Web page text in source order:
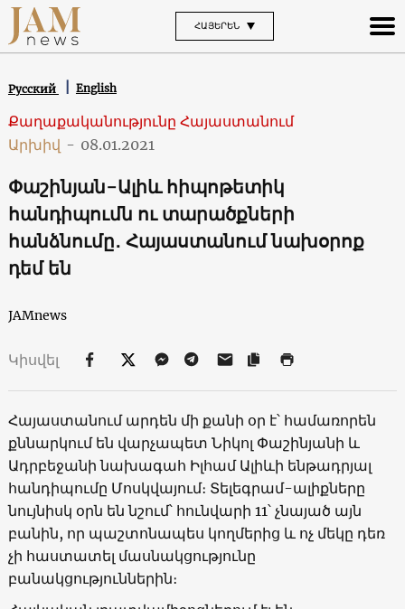
ՀԱՅԵՐԵՆ
Русский English
Քաղաքականությունը Հայաստանում
Արխիվ - 08.01.2021
Փաշինյան-Ալիև հիպոթետիկ
հանդիպումն ու տարածքների
հանձնումը․ Հայաստանում նախօրոք
դեմ են
JAMnews
Կիսվել
Հայաստանում արդեն մի քանի օր է՝ համառորեն
քննարկում են վարչապետ Նիկոլ Փաշինյանի և
Ադրբեջանի նախագահ Իլհամ Ալիևի ենթադրյալ
հանդիպումը Մոսկվայում։ Տելեգրամ-ալիքները
նույնիսկ օրն են նշում՝ հունվարի 11՝ չնայած այն
բանին, որ պաշտոնապես կողմերից և ոչ մեկը դեռ
չի հաստատել մասնակցությունը
բանակցություններին։